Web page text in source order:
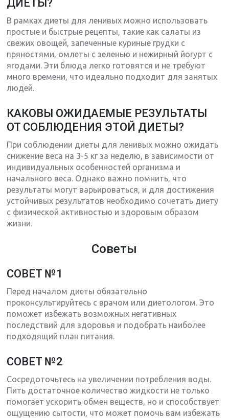
ДИЕТЫ?
В рамках диеты для ленивых можно использовать
простые и быстрые рецепты, такие как салаты из
свежих овощей, запеченные куриные грудки с
пряностями, омлеты с зеленью и нежирный йогурт с
ягодами. Эти блюда легко готовятся и не требуют
много времени, что идеально подходит для занятых
людей.
КАКОВЫ ОЖИДАЕМЫЕ РЕЗУЛЬТАТЫ
ОТ СОБЛЮДЕНИЯ ЭТОЙ ДИЕТЫ?
При соблюдении диеты для ленивых можно ожидать
снижение веса на 3-5 кг за неделю, в зависимости от
индивидуальных особенностей организма и
начального веса. Однако важно помнить, что
результаты могут варьироваться, и для достижения
устойчивых результатов необходимо сочетать диету
с физической активностью и здоровым образом
жизни.
Советы
СОВЕТ №1
Перед началом диеты обязательно
проконсультируйтесь с врачом или диетологом. Это
поможет избежать возможных негативных
последствий для здоровья и подобрать наиболее
подходящий план питания.
СОВЕТ №2
Сосредоточьтесь на увеличении потребления воды.
Пить достаточное количество жидкости не только
помогает ускорить обмен веществ, но и способствует
ощущению сытости, что может помочь вам избежать